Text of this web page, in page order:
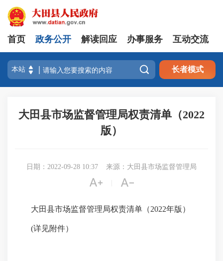
首页 政务公开 解读回应 办事服务 互动交流
 长者模式
大田县市场监督管理局权责清单（2022
版）
日期：2022-09-28 10:37 来源：大田县市场监督管理局
 
大田县市场监督管理局权责清单（2022年版）
(详见附件）